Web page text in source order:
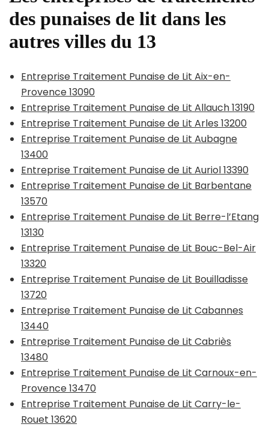
des punaises de lit dans les
autres villes du 13
Entreprise Traitement Punaise de Lit Aix-en-
Provence 13090
Entreprise Traitement Punaise de Lit Allauch 13190
Entreprise Traitement Punaise de Lit Arles 13200
Entreprise Traitement Punaise de Lit Aubagne
13400
Entreprise Traitement Punaise de Lit Auriol 13390
Entreprise Traitement Punaise de Lit Barbentane
13570
Entreprise Traitement Punaise de Lit Berre-l’Etang
13130
Entreprise Traitement Punaise de Lit Bouc-Bel-Air
13320
Entreprise Traitement Punaise de Lit Bouilladisse
13720
Entreprise Traitement Punaise de Lit Cabannes
13440
Entreprise Traitement Punaise de Lit Cabriès
13480
Entreprise Traitement Punaise de Lit Carnoux-en-
Provence 13470
Entreprise Traitement Punaise de Lit Carry-le-
Rouet 13620